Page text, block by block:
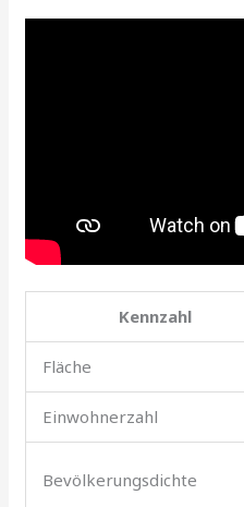
Kennzahl
Fläche
Einwohnerzahl
Bevölkerungsdichte